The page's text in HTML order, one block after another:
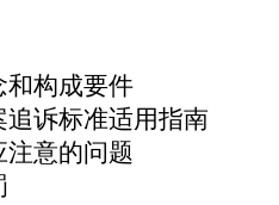
和构成要件
诉标准适用指南
注意的问题